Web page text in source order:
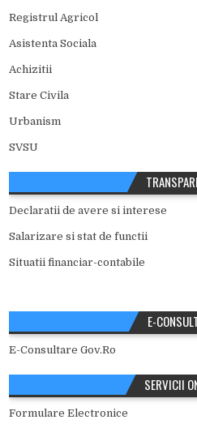
Registrul Agricol
Asistenta Sociala
Achizitii
Stare Civila
Urbanism
SVSU
Declaratii de avere si interese
Salarizare si stat de functii
Situatii financiar-contabile
E-
E-Consultare Gov.Ro
SERVICII
Formulare Electronice